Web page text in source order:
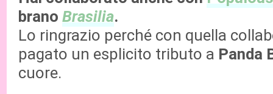
brano Brasilia.
Lo ringrazio perché con quella
pagato un esplicito tributo a Panda
cuore.